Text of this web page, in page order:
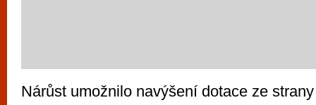
Nárůst umožnilo navýšení dotace ze